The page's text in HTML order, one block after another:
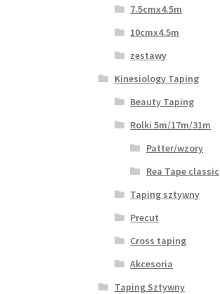
7.5cmx4.5m
10cmx4.5m
zestawy
Kinesiology Taping
Beauty Taping
Rolki 5m/17m/31m
Patter/wzory
Rea Tape classic
Taping sztywny
Precut
Cross taping
Akcesoria
Taping Sztywny